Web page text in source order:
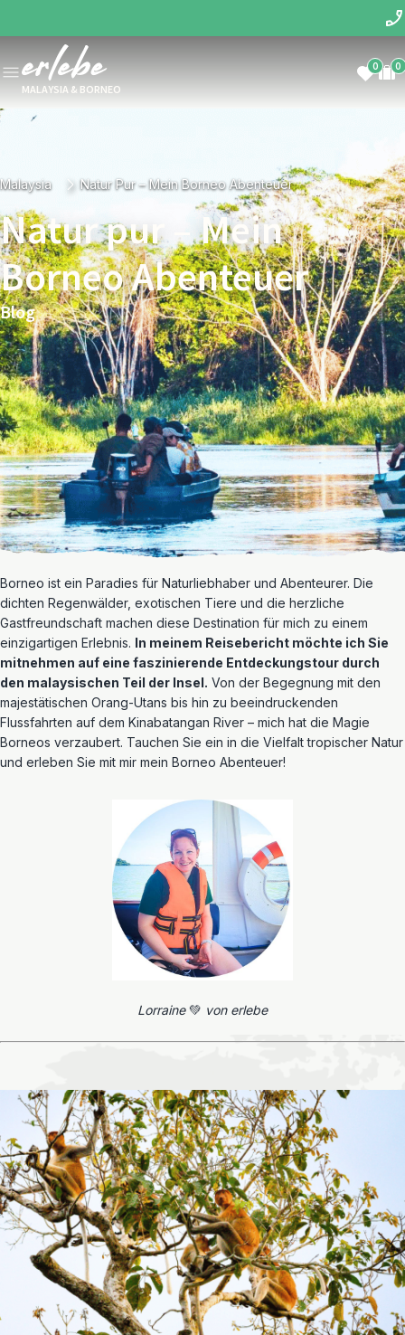
MALAYSIA & BORNEO
0 0
Malaysia Natur Pur – Mein Borneo Abenteuer
Natur pur – Mein
Borneo Abenteuer
Blog
Borneo ist ein Paradies für Naturliebhaber und Abenteurer. Die
dichten Regenwälder, exotischen Tiere und die herzliche
Gastfreundschaft machen diese Destination für mich zu einem
einzigartigen Erlebnis. In meinem Reisebericht möchte ich Sie
mitnehmen auf eine faszinierende Entdeckungstour durch
den malaysischen Teil der Insel. Von der Begegnung mit den
majestätischen Orang-Utans bis hin zu beeindruckenden
Flussfahrten auf dem Kinabatangan River – mich hat die Magie
Borneos verzaubert. Tauchen Sie ein in die Vielfalt tropischer Natur
und erleben Sie mit mir mein Borneo Abenteuer!
Lorraine💚 von erlebe